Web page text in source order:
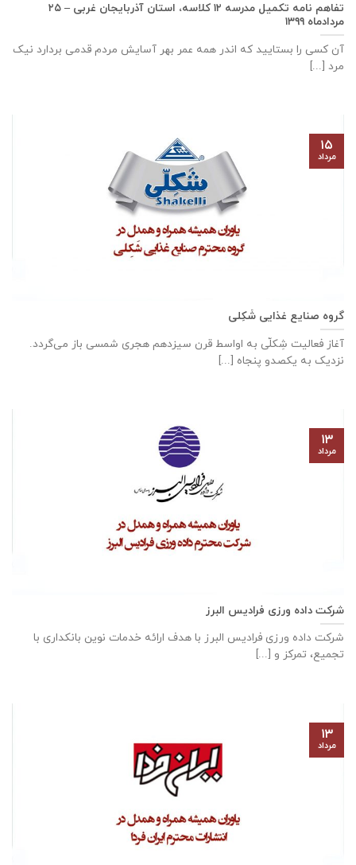
تفاهم نامه تكميل مدرسه ۱۲ كلاسه، استان آذربايجان غربی – ۲۵
مردادماه ۱۳۹۹
آن کسی را بستایید که اندر همه عمر بهر آسایش مردم قدمی بردارد نیک
مرد [...]
گروه صنایع غذایی شَکِلی
آغاز فعالیت شِکلّی به اواسط قرن سیزدهم هجری شمسی باز می‌گردد.
نزدیک به یکصدو پنجاه [...]
۱۵
مرداد
شرکت داده ورزی فرادیس البرز
شرکت داده ‌ورزی فرادیس البرز با هدف ارائه خدمات نوین بانکداری با
تجمیع، تمرکز و [...]
۱۳
مرداد
۱۳
مرداد